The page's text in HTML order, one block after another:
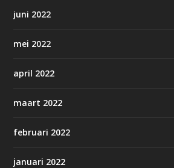
juni 2022
mei 2022
april 2022
maart 2022
februari 2022
januari 2022